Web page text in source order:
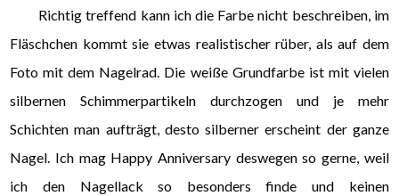
Richtig treffend kann ich die Farbe nicht beschreiben, im
Fläschchen kommt sie etwas realistischer rüber, als auf dem
Foto mit dem Nagelrad. Die weiße Grundfarbe ist mit vielen
silbernen Schimmerpartikeln durchzogen und je mehr
Schichten man aufträgt, desto silberner erscheint der ganze
Nagel. Ich mag Happy Anniversary deswegen so gerne, weil
ich den Nagellack so besonders finde und keinen